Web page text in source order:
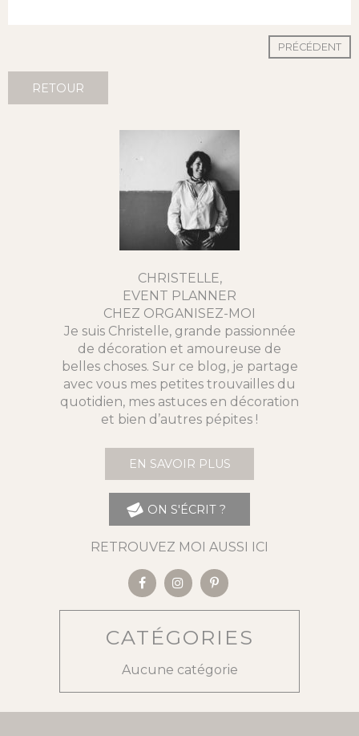
PRÉCÉDENT
RETOUR
CHRISTELLE,
EVENT PLANNER
CHEZ ORGANISEZ-MOI
Je suis Christelle, grande passionnée
de décoration et amoureuse de
belles choses. Sur ce blog, je partage
avec vous mes petites trouvailles du
quotidien, mes astuces en décoration
et bien d’autres pépites !
EN SAVOIR PLUS
ON S'ÉCRIT ?
RETROUVEZ MOI AUSSI ICI
CATÉGORIES
Aucune catégorie